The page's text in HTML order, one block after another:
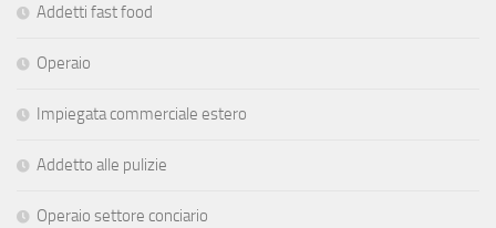
Addetti fast food
Operaio
Impiegata commerciale estero
Addetto alle pulizie
Operaio settore conciario